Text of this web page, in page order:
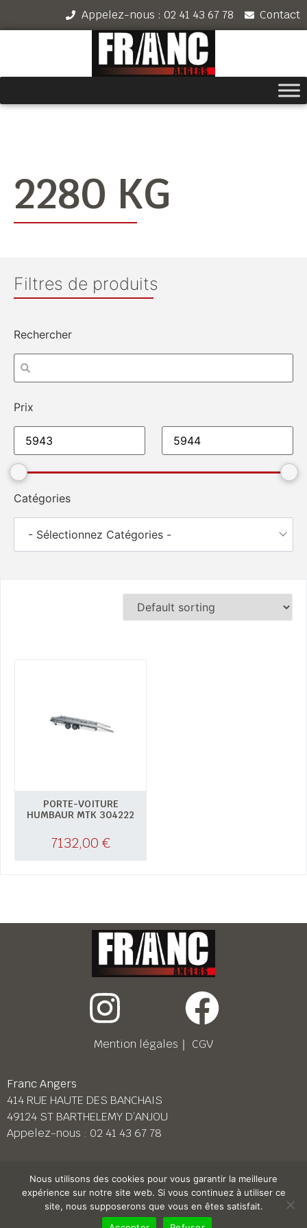
Appelez-nous : 02 41 43 67 78 Contact
2280 KG
Filtres de produits
Rechercher
Prix
Catégories
- Sélectionnez Catégories -
PORTE-VOITURE
HUMBAUR MTK 304222
7132,00 €
Mention légales ｜ CGV
Franc Angers
414 RUE HAUTE DES BANCHAIS
49124 ST BARTHELEMY D’ANJOU
Appelez-nous : 02 41 43 67 78
Franc Le Mans
158 BD PIERRE LEFAUCHEUX
72230 ARNAGE
02 43 87 38 08
Nous utilisons des cookies pour vous garantir la meilleure
expérience sur notre site web. Si vous continuez à utiliser ce
site, nous supposerons que vous en êtes satisfait.